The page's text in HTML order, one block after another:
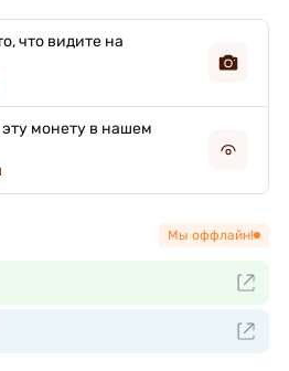
что видите на
монету в нашем
Мы оффлайн!